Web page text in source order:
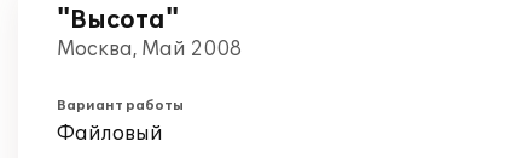
"Высота"
Москва, Май 2008
Вариант работы
Файловый